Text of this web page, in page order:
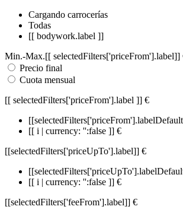
Cargando carrocerías
Todas
[[ bodywork.label ]]
Min.-Max.[[ selectedFilters['priceFrom'].label]]
Precio final
Cuota mensual
[[ selectedFilters['priceFrom'].label ]] €
[[ i | currency: '':false ]] €
[[selectedFilters['priceUpTo'].label]] €
[[ i | currency: '':false ]] €
[[selectedFilters['feeFrom'].label]] €